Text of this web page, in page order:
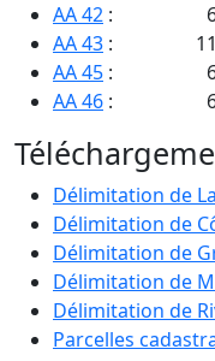
AA 42 :
AA 43 :
AA 45 :
AA 46 :
AA 48:
AA 50:
AA 51:
AA 78:
AA 82:
AA 88:
AA 92:
Délimitation de
Délimitation de
Délimitation de
Délimitation de
Délimitation de
Parcelles